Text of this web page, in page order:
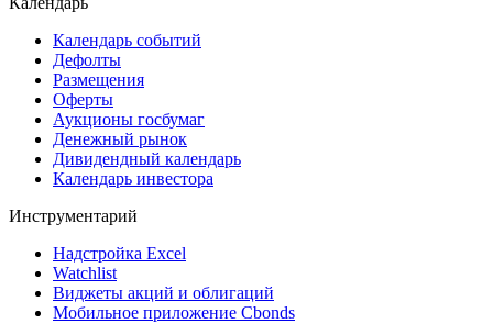
Дивидендный календарь
Календарь
Календарь событий
Дефолты
Размещения
Оферты
Денежный рынок
Календарь инвестора
Инструментарий